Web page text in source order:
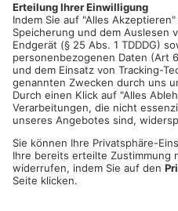
Liam Ullrich und Heico Becker
Auch die Freien Wähler im
Abgeordnete nach Berlin
Gelnhausen steht auf Platz 8
Becker, ein Bauunternehmer
Chancen dieser beiden hängen
Wähler in Bayern ab, die dort
Direktmandate erhalten
Artikel teilen